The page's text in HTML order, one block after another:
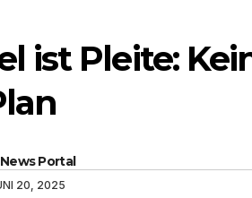
ist Pleite:
News Portal
20, 2025